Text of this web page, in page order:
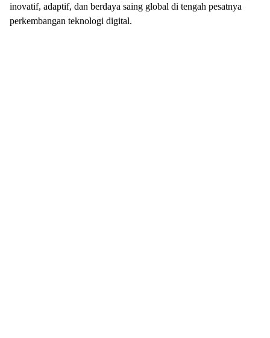
inovatif, adaptif, dan berdaya saing global di tengah pesatnya
perkembangan teknologi digital.